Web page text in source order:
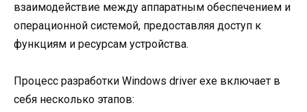
взаимодействие между аппаратным обеспечением и
операционной системой, предоставляя доступ к
функциям и ресурсам устройства.
Процесс разработки Windows driver exe включает в
себя несколько этапов: